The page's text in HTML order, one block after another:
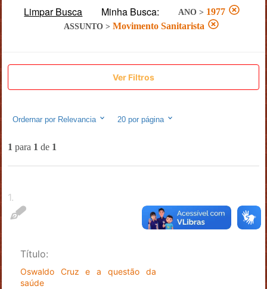
Limpar Busca Minha Busca: ANO > 1977
ASSUNTO > Movimento Sanitarista
Ver Filtros
Ordernar por Relevancia 20por página
1 para 1 de 1
1.
Título:
Oswaldo Cruz e a questão da
saúde